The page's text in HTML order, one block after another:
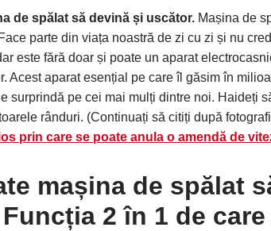
de spălat să devină și uscător. Mașina de
parte din viața noastră de zi cu zi și nu
este fără doar și poate un aparat
Acest aparat esențial pe care îl găsim în
surprindă pe cei mai mulți dintre noi. Haideți
rânduri. (Continuați să citiți după
prin care se poate anula o amendă de
mașina de spălat
2 în 1 de